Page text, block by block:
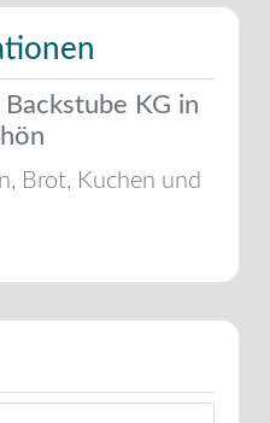
KG in
Brot, Kuchen und